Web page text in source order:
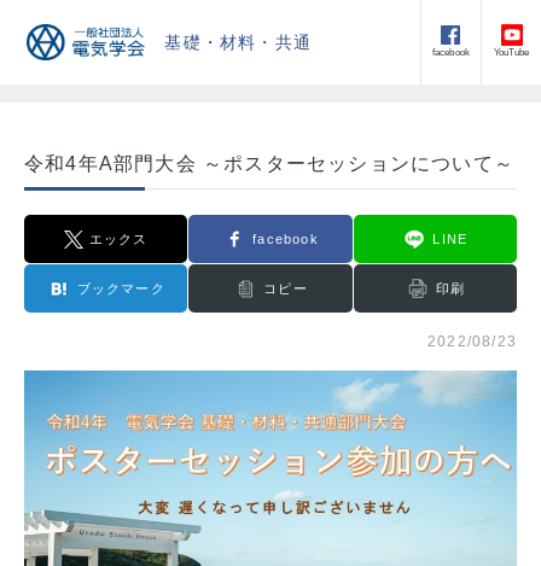
基礎・材料・共通
facebook YouTube
令和4年A部門大会 ～ポスターセッションについて～
エックス facebook LINE
ブックマーク コピー 印刷
2022/08/23